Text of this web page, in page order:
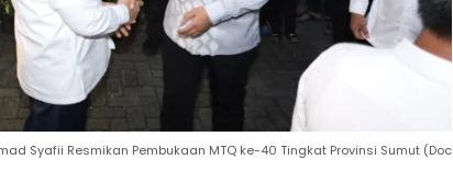
Syafii Resmikan Pembukaan MTQ ke-40 Tingkat Provinsi Sumut (Doc